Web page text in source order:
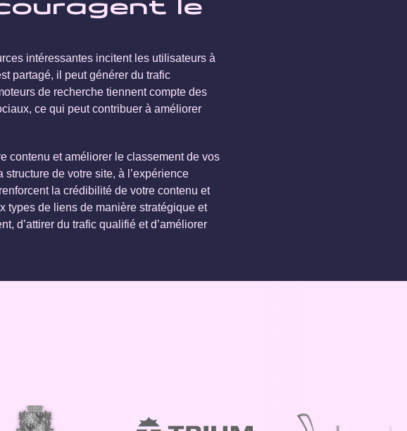
le
intéressantes incitent les utilisateurs à
partagé, il peut générer du trafic
de recherche tiennent compte des
ce qui peut contribuer à améliorer
contenu et améliorer le classement de vos
de votre site, à l’expérience
la crédibilité de votre contenu et
types de liens de manière stratégique et
d’attirer du trafic qualifié et d’améliorer